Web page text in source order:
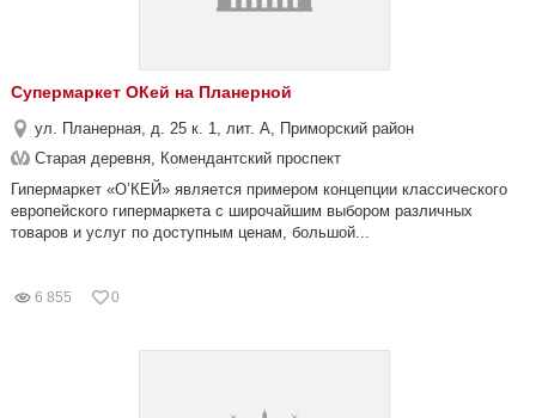
Супермаркет ОКей на Планерной
ул. Планерная, д. 25 к. 1, лит. А, Приморский район
Старая деревня, Комендантский проспект
Гипермаркет «О’КЕЙ» является примером концепции классического
европейского гипермаркета с широчайшим выбором различных
товаров и услуг по доступным ценам, большой...
6 855 0